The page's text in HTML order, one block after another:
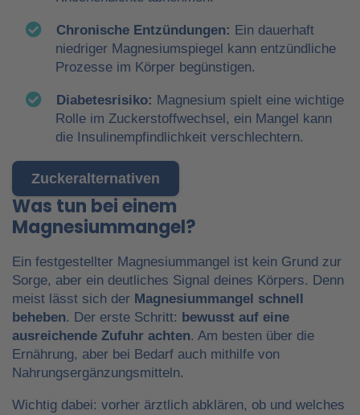
Chronische Entzündungen: Ein dauerhaft
niedriger Magnesiumspiegel kann entzündliche
Prozesse im Körper begünstigen.
Diabetesrisiko: Magnesium spielt eine wichtige
Rolle im Zuckerstoffwechsel, ein Mangel kann
die Insulinempfindlichkeit verschlechtern.
Zuckeralternativen
Was tun bei einem
Magnesiummangel?
Ein festgestellter Magnesiummangel ist kein Grund zur
Sorge, aber ein deutliches Signal deines Körpers. Denn
meist lässt sich der Magnesiummangel schnell
beheben. Der erste Schritt: bewusst auf eine
ausreichende Zufuhr achten. Am besten über die
Ernährung, aber bei Bedarf auch mithilfe von
Nahrungsergänzungsmitteln.
Wichtig dabei: vorher ärztlich abklären, ob und welches